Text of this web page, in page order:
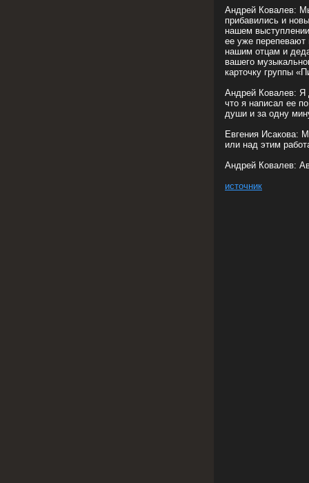
Андрей Ковалев:
прибавились и
нашем
ее уже
нашим отцам и
вашего
карточку группы
Андрей Ковалев: Я
что я написал ее
души и за одну
Евгения Исакова:
или над этим
Андрей Ковалев:
источник